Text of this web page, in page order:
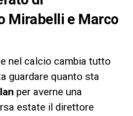
Mirabelli e Marco
nel calcio cambia tutto
guardare quanto sta
per averne una
estate il direttore